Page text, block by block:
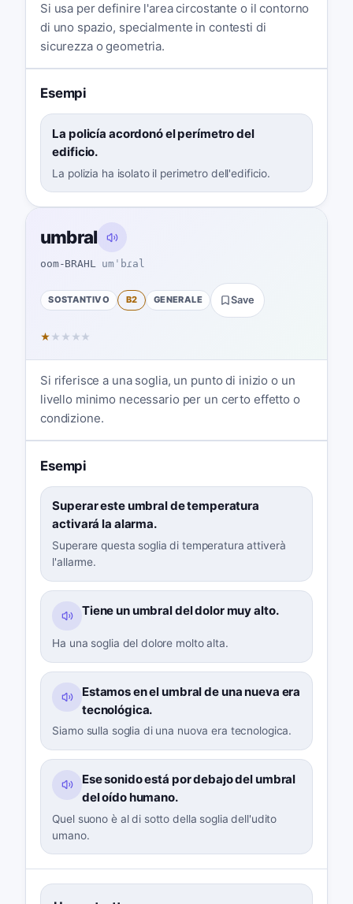
Si usa per definire l'area circostante o il contorno
di uno spazio, specialmente in contesti di
sicurezza o geometria.
Esempi
La policía acordonó el perímetro del
edificio.
La polizia ha isolato il perimetro dell'edificio.
umbral
oom-BRAHL umˈbɾal
SOSTANTIVO B2 GENERALE Save
★ ★ ★ ★ ★
Si riferisce a una soglia, un punto di inizio o un
livello minimo necessario per un certo effetto o
condizione.
Esempi
Superar este umbral de temperatura
activará la alarma.
Superare questa soglia di temperatura attiverà
l'allarme.
Tiene un umbral del dolor muy alto.
Ha una soglia del dolore molto alta.
Estamos en el umbral de una nueva era
tecnológica.
Siamo sulla soglia di una nuova era tecnologica.
Ese sonido está por debajo del umbral
del oído humano.
Quel suono è al di sotto della soglia dell'udito
umano.